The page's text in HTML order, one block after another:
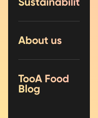
About us
TooA Food
Blog